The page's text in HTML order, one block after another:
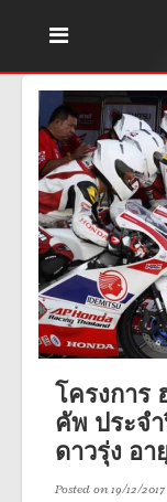
โครงการ
คัพ ประจ
ดาวรุ่ง อา
Posted on19/12/2017